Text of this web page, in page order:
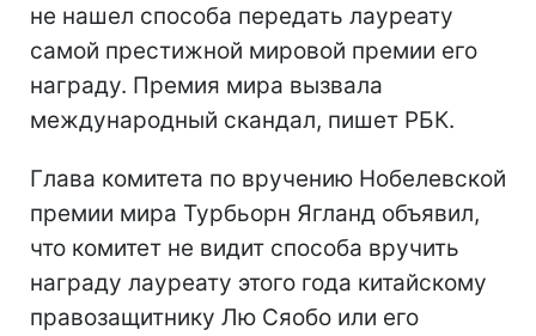
не нашел способа передать лауреату
самой престижной мировой премии его
награду. Премия мира вызвала
международный скандал, пишет РБК.
Глава комитета по вручению Нобелевской
премии мира Турбьорн Ягланд объявил,
что комитет не видит способа вручить
награду лауреату этого года китайскому
правозащитнику Лю Сяобо или его